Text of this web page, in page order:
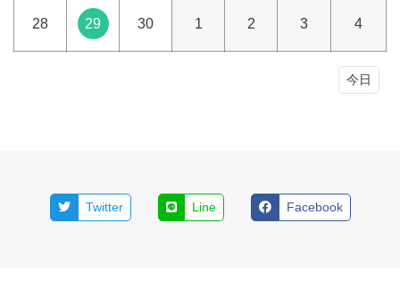
28 29 30 1 2 3 4
今日
Twitter Line Facebook